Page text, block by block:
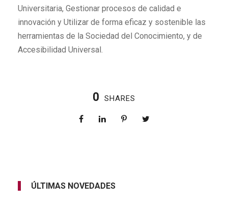
Universitaria, Gestionar procesos de calidad e
innovación y Utilizar de forma eficaz y sostenible las
herramientas de la Sociedad del Conocimiento, y de
Accesibilidad Universal.
0 SHARES
ÚLTIMAS NOVEDADES